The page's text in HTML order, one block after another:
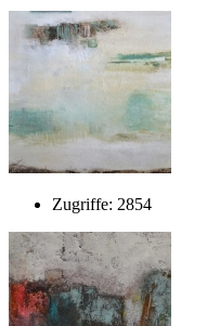
Zugriffe: 2854